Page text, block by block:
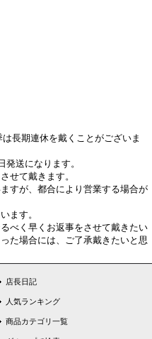
長期連休を戴くことがございま
送になります。
せて戴きます。
すが、都合により営業する場合が
べく早くお返事をさせて戴きたい
店長日記